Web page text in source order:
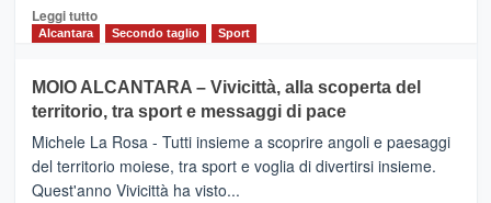
Leggi tuttoLeggi
Torna
la
Supermaratona
dell’Etna
Alcantara Secondo taglio Sport
MOIO ALCANTARA – Vivicittà, alla scoperta del
territorio, tra sport e messaggi di pace
Michele La Rosa - Tutti insieme a scoprire angoli e paesaggi
del territorio moiese, tra sport e voglia di divertirsi insieme.
Quest'anno Vivicittà ha visto...